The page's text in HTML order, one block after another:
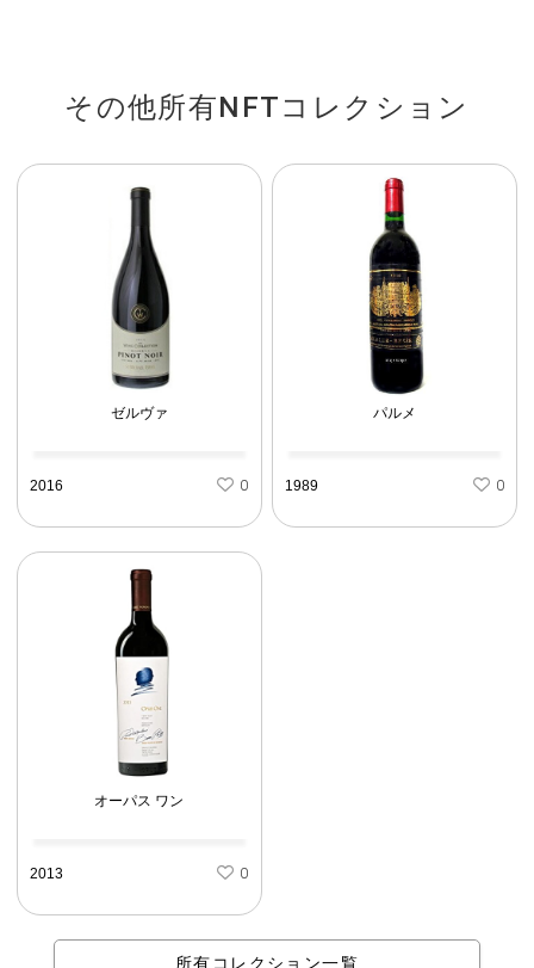
その他所有NFTコレクション
ゼルヴァ
2016 0
パルメ
1989 0
オーパス ワン
2013 0
所有コレクション一覧